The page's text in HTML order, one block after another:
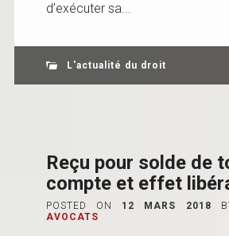
d’exécuter sa...
L'actualité du droit
Reçu pour solde de
compte et effet
POSTED ON 12 MARS 2018
AVOCATS